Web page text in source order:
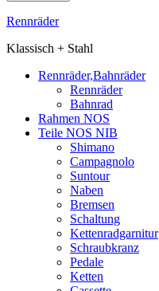
Rennräder
Klassisch + Stahl
Rennräder,Bahnräder
Rennräder
Bahnrad
Rahmen NOS
Teile NOS NIB
Shimano
Campagnolo
Suntour
Naben
Bremsen
Schaltung
Kettenradgarnitur
Schraubkranz
Pedale
Ketten